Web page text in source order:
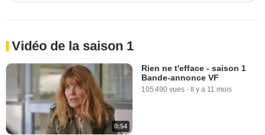
Vidéo de la saison 1
0:54
Rien ne t'efface - saison 1
Bande-annonce VF
105 490 vues - Il y a 11 mois